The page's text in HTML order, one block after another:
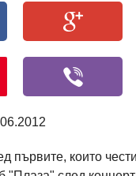
първите, които